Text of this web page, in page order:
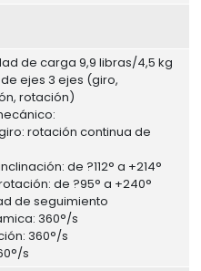
de carga 9,9 libras/4,5 kg
ejes 3 ejes (giro,
rotación)
rotación continua de
de ?112° a +214°
de ?95° a +240°
de seguimiento
360°/s
360°/s
s